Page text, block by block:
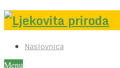
Naslovnica
Menu